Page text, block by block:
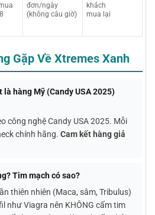
đơn/ngày
(không câu giờ)
khách
mua lại
Gặp Về Xtremes Xanh
hàng Mỹ (Candy USA 2025)
công nghệ Candy USA 2025. Mỗi
chính hãng. Cam kết hàng giả
Tim mạch có sao?
thiên nhiên (Maca, sâm, Tribulus)
như Viagra nên KHÔNG cấm tim